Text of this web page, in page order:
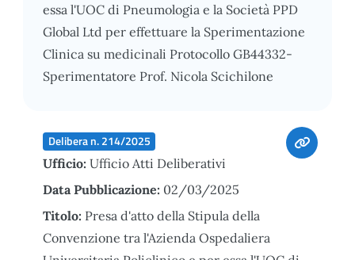
essa l'UOC di Pneumologia e la Società PPD
Global Ltd per effettuare la Sperimentazione
Clinica su medicinali Protocollo GB44332-
Sperimentatore Prof. Nicola Scichilone
Delibera n. 214/2025
Ufficio: Ufficio Atti Deliberativi
Data Pubblicazione: 02/03/2025
Titolo: Presa d'atto della Stipula della
Convenzione tra l'Azienda Ospedaliera